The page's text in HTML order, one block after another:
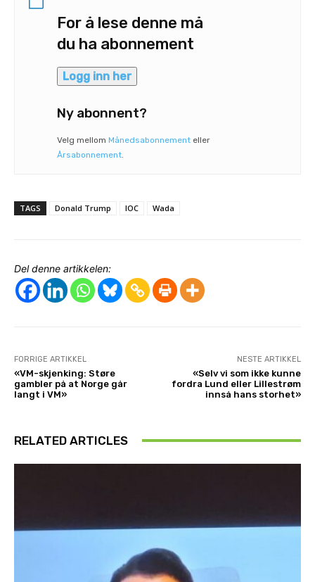
For å lese denne må
du ha abonnement
Logg inn her
Ny abonnent?
Velg mellom Månedsabonnement eller
Årsabonnement
TAGS Donald Trump IOC Wada
Del denne artikkelen:
FORRIGE ARTIKKEL
«VM-skjenking: Støre
gambler på at Norge går
langt i VM»
NESTE ARTIKKEL
«Selv vi som ikke kunne
fordra Lund eller Lillestrøm
innså hans storhet»
RELATED ARTICLES